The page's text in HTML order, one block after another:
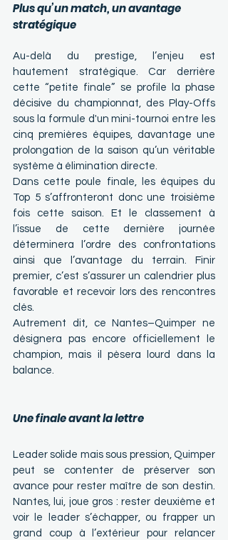
Plus qu’un match, un avantage
stratégique
Au-delà du prestige, l’enjeu est
hautement stratégique. Car derrière
cette “petite finale” se profile la phase
décisive du championnat, des Play-Offs
sous la formule d'un mini-tournoi entre les
cinq premières équipes, davantage une
prolongation de la saison qu’un véritable
système à élimination directe.
Dans cette poule finale, les équipes du
Top 5 s’affronteront donc une troisième
fois cette saison. Et le classement à
l’issue de cette dernière journée
déterminera l’ordre des confrontations
ainsi que l’avantage du terrain. Finir
premier, c’est s’assurer un calendrier plus
favorable et recevoir lors des rencontres
clés.
Autrement dit, ce Nantes–Quimper ne
désignera pas encore officiellement le
champion, mais il pèsera lourd dans la
balance.
Une finale avant la lettre
Leader solide mais sous pression, Quimper
peut se contenter de préserver son
avance pour rester maître de son destin.
Nantes, lui, joue gros : rester deuxième et
voir le leader s’échapper, ou frapper un
grand coup à l’extérieur pour relancer